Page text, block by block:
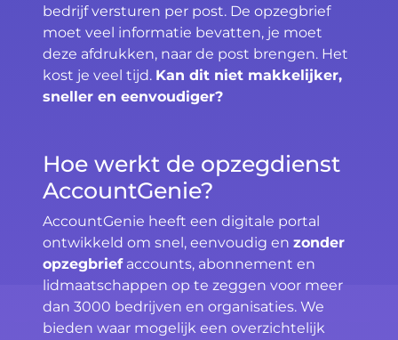
bedrijf versturen per post. De opzegbrief
moet veel informatie bevatten, je moet
deze afdrukken, naar de post brengen. Het
kost je veel tijd. Kan dit niet makkelijker,
sneller en eenvoudiger?
Hoe werkt de opzegdienst
AccountGenie?
AccountGenie heeft een digitale portal
ontwikkeld om snel, eenvoudig en zonder
opzegbriefaccounts, abonnement en
lidmaatschappen op te zeggen voor meer
dan 3000 bedrijven en organisaties. We
bieden waar mogelijk een overzichtelijk